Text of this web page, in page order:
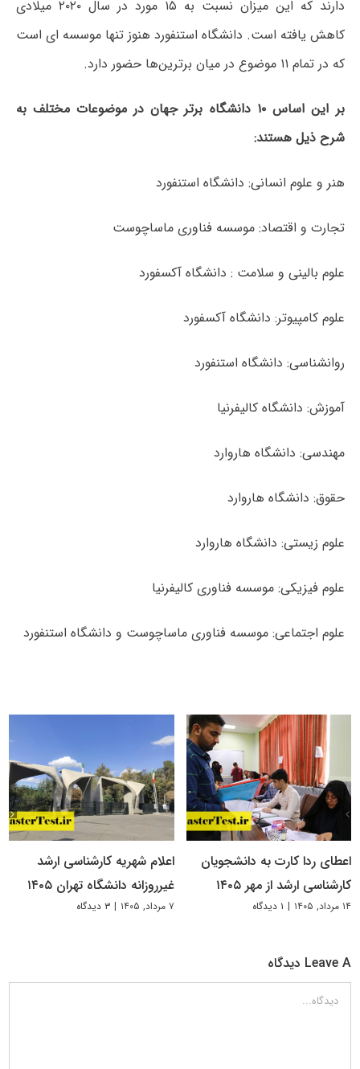
دارند که این میزان نسبت به ۱۵ مورد در سال ۲۰۲۰ میلادی
کاهش یافته است. دانشگاه استنفورد هنوز تنها موسسه ای است
که در تمام ۱۱ موضوع در میان برترین‌ها حضور دارد.
بر این اساس ۱۰ دانشگاه برتر جهان در موضوعات مختلف به
شرح ذیل هستند:
هنر و علوم انسانی: دانشگاه استنفورد
تجارت و اقتصاد: موسسه فناوری ماساچوست
علوم بالینی و سلامت : دانشگاه آکسفورد
علوم کامپیوتر: دانشگاه آکسفورد
روانشناسی: دانشگاه استنفورد
آموزش: دانشگاه کالیفرنیا
مهندسی: دانشگاه هاروارد
حقوق: دانشگاه هاروارد
علوم زیستی: دانشگاه هاروارد
علوم فیزیکی: موسسه فناوری کالیفرنیا
علوم اجتماعی: موسسه فناوری ماساچوست و دانشگاه استنفورد
اعطای ردا کارت به دانشجویان
کارشناسی ارشد از مهر ۱۴۰۵
۱۴ مرداد, ۱۴۰۵ | ۱ دیدگاه
اعلام شهریه کارشناسی ارشد
غیرروزانه دانشگاه تهران ۱۴۰۵
۷ مرداد, ۱۴۰۵ | ۳ دیدگاه
Leave A دیدگاه
دیدگاه